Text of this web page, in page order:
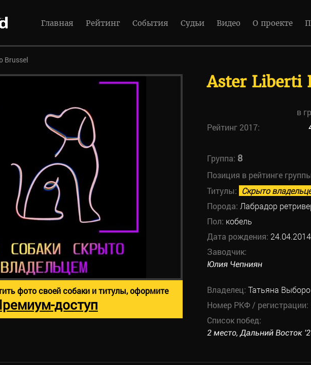
Главная Рейтинг События Судьи Видео О проекте
Brussel
Aster Liberti
в
Рейтинг 2017:
Группа: 8
Позиция в рейтинге
Титулы: Скрыто
Порода: Лабрадор
Пол: кобель
Дата рождения: 24.04.2014
Заводчик:
Юлия Чепниян
Владелец: Татьяна
Номер РКФ / регистрации:
Список побед:
2 место, Дальний Восток
фото своей собаки и титулы, оформите
доступ